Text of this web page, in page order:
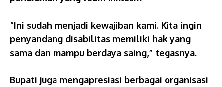
“Ini sudah menjadi kewajiban kami. Kita ingin
penyandang disabilitas memiliki hak yang
sama dan mampu berdaya saing,” tegasnya.
Bupati juga mengapresiasi berbagai organisasi